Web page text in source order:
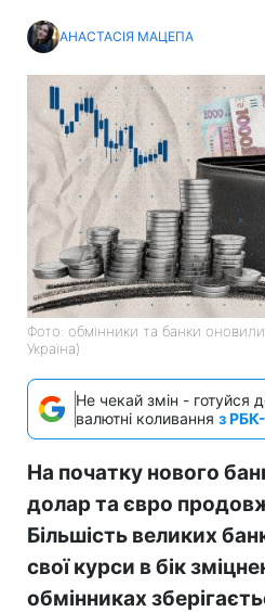
АНАСТАСІЯ МАЦЕПА
Фото: обмінники та банки
Україна)
Не чекай змін - готуйся
валютні коливання з
На початку нового
долар та євро
Більшість великих
свої курси в бік
обмінниках